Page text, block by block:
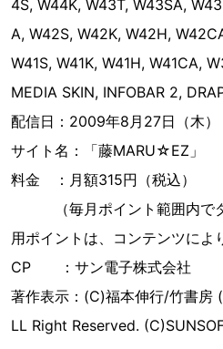
4S, W44K, W43T, W43SA,
A, W42S, W42K, W42H,
W41S, W41K, W41H, W41CA,
MEDIA SKIN, INFOBAR 2,
配信日：2009年8月27日（木）
サイト名：「藤MARU☆EZ」
料金 ：月額315円（税込）
（毎月ポイント範囲内で
用ポイントは、コンテンツによ
CP ：サン電子株式会社
著作表示：(C)福本伸行/竹書房
LL Right Reserved.